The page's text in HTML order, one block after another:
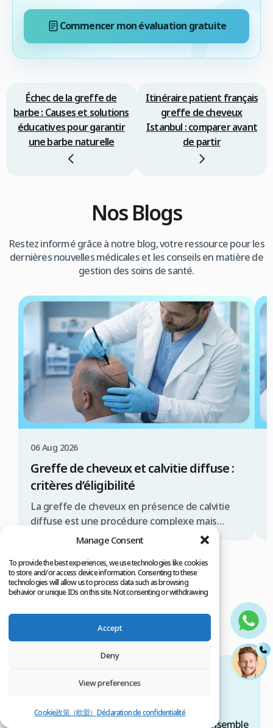
Manage Consent
To provide the best experiences, we use technologies like cookies
to store and/or access device information. Consenting to these
technologies will allow us to process data such as browsing
behavior or unique IDs on this site. Not consenting or withdrawing
Accept
Deny
View preferences
Cookie政策（欧盟） Déclaration de confidentialité
Commencer mon évaluation gratuite
Échec de la greffe de
barbe : Causes et solutions
éducatives pour garantir
une barbe naturelle
Itinéraire patient français
greffe de cheveux
Istanbul : comparer avant
de partir
Nos Blogs
Restez informé grâce à notre blog, votre ressource pour les
dernières nouvelles médicales et les conseils en matière de
gestion des soins de santé.
06 Aug 2026
Greffe de cheveux et calvitie diffuse :
critères d’éligibilité
La greffe de cheveux en présence de calvitie
diffuse est une procédure complexe mais
souvent réalisable, offrant une solution
Résumé rapide La greffe de cheveux pour
calvitie diffuse est possible sous conditions la
qualité de la zone donneuse est primordiale
indispensable les techniques FUE ou […]
Lire Tous les articles
Nous contacter
Commencez à améliorer votre estime de soi.
Contactez-nous dès aujourd'hui et voyons ensemble